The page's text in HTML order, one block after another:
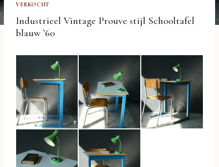
VERKOCHT
Industrieel Vintage Prouve stijl Schooltafel
blauw ’60